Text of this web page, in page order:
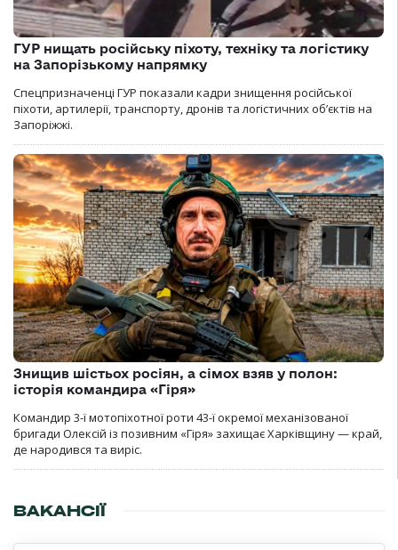
ГУР нищать російську піхоту, техніку та логістику
на Запорізькому напрямку
Спецпризначенці ГУР показали кадри знищення російської
піхоти, артилерії, транспорту, дронів та логістичних об’єктів на
Запоріжжі.
Знищив шістьох росіян, а сімох взяв у полон:
історія командира «Гіря»
Командир 3-ї мотопіхотної роти 43-ї окремої механізованої
бригади Олексій із позивним «Гіря» захищає Харківщину — край,
де народився та виріс.
ВАКАНСІЇ